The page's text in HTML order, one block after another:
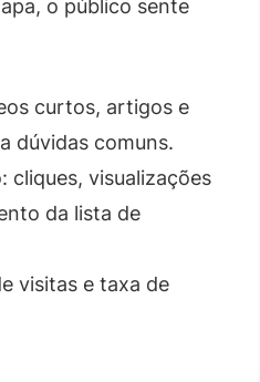
o público sente
curtos, artigos e
dúvidas comuns.
cliques, visualizações
da lista de
visitas e taxa de